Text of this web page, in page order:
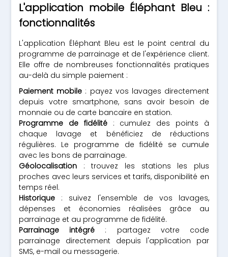
L'application mobile Éléphant Bleu :
fonctionnalités
L'application Éléphant Bleu est le point central du
programme de parrainage et de l'expérience client.
Elle offre de nombreuses fonctionnalités pratiques
au-delà du simple paiement :
Paiement mobile : payez vos lavages directement
depuis votre smartphone, sans avoir besoin de
monnaie ou de carte bancaire en station.
Programme de fidélité: cumulez des points à
chaque lavage et bénéficiez de réductions
régulières. Le programme de fidélité se cumule
avec les bons de parrainage.
Géolocalisation : trouvez les stations les plus
proches avec leurs services et tarifs, disponibilité en
temps réel.
Historique : suivez l'ensemble de vos lavages,
dépenses et économies réalisées grâce au
parrainage et au programme de fidélité.
Parrainage intégré : partagez votre code
parrainage directement depuis l'application par
SMS, e-mail ou messagerie.